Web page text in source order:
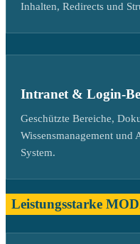
Inhalten, Redirects und
Intranet & Login-
Geschützte Bereiche,
Wissensmanagement und
System.
Leistungsstarke